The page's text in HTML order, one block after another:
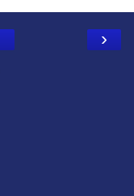
›